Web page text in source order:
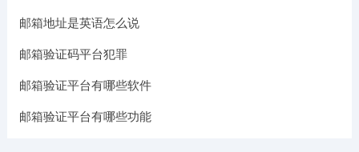
邮箱地址是英语怎么说
邮箱验证码平台犯罪
邮箱验证平台有哪些软件
邮箱验证平台有哪些功能